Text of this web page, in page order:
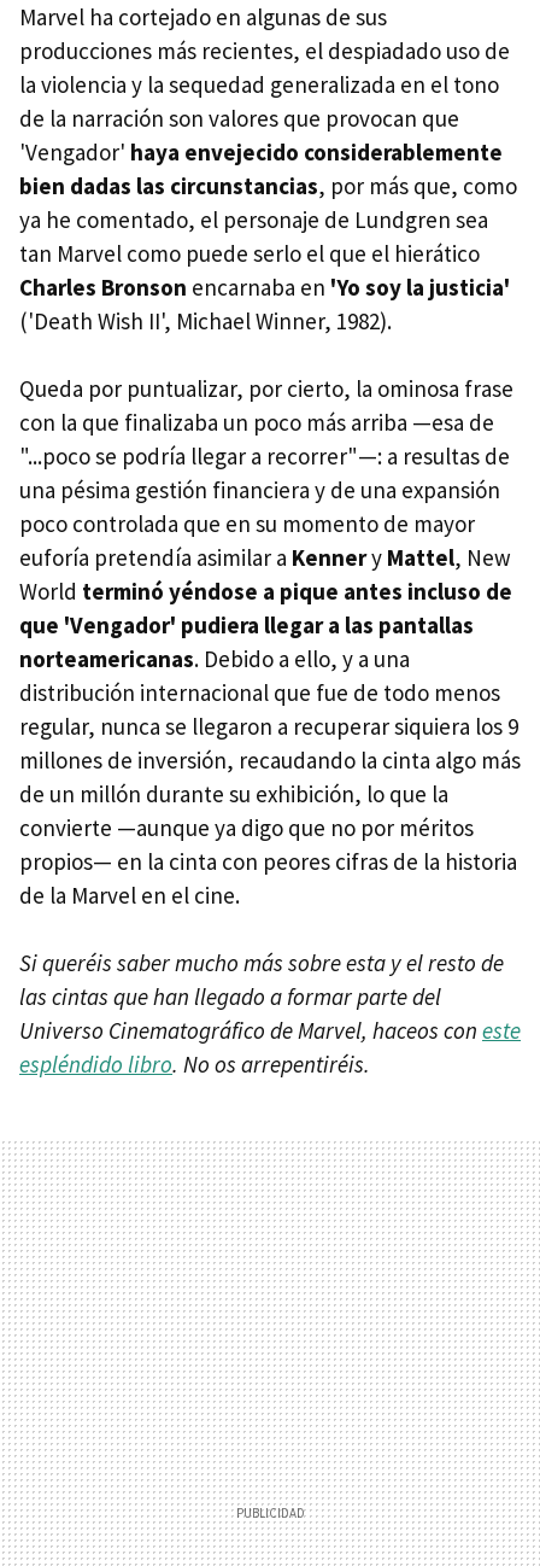
Marvel ha cortejado en algunas de sus
producciones más recientes, el despiadado uso de
la violencia y la sequedad generalizada en el tono
de la narración son valores que provocan que
'Vengador' haya envejecido considerablemente
bien dadas las circunstancias, por más que, como
ya he comentado, el personaje de Lundgren sea
tan Marvel como puede serlo el que el hierático
Charles Bronson encarnaba en 'Yo soy la justicia'
('Death Wish II', Michael Winner, 1982).
Queda por puntualizar, por cierto, la ominosa frase
con la que finalizaba un poco más arriba —esa de
"...poco se podría llegar a recorrer"—: a resultas de
una pésima gestión financiera y de una expansión
poco controlada que en su momento de mayor
euforía pretendía asimilar a Kennery Mattel, New
World terminó yéndose a pique antes incluso de
que 'Vengador' pudiera llegar a las pantallas
norteamericanas. Debido a ello, y a una
distribución internacional que fue de todo menos
regular, nunca se llegaron a recuperar siquiera los 9
millones de inversión, recaudando la cinta algo más
de un millón durante su exhibición, lo que la
convierte —aunque ya digo que no por méritos
propios— en la cinta con peores cifras de la historia
de la Marvel en el cine.
Si queréis saber mucho más sobre esta y el resto de
las cintas que han llegado a formar parte del
Universo Cinematográfico de Marvel, haceos con este
espléndido libro. No os arrepentiréis.